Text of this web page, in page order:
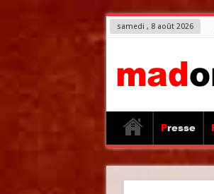
samedi , 8 août 2026
Presse